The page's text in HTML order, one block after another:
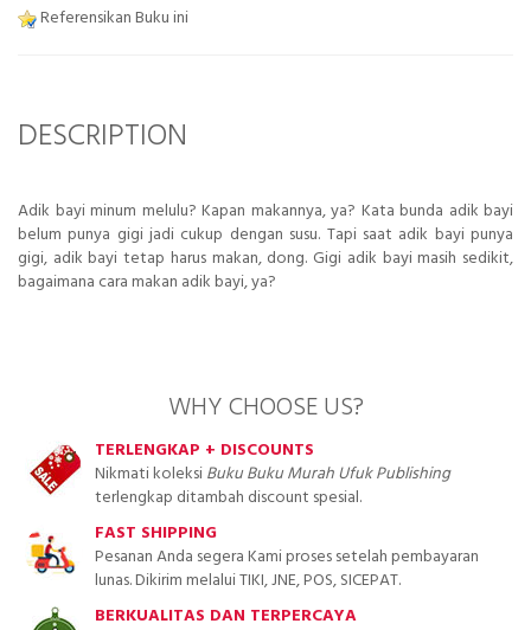
Referensikan Buku ini
DESCRIPTION
Adik bayi minum melulu? Kapan makannya, ya? Kata bunda adik bayi
belum punya gigi jadi cukup dengan susu. Tapi saat adik bayi punya
gigi, adik bayi tetap harus makan, dong. Gigi adik bayi masih sedikit,
bagaimana cara makan adik bayi, ya?
WHY CHOOSE US?
TERLENGKAP + DISCOUNTS
Nikmati koleksiBuku Buku Murah Ufuk Publishing
terlengkap ditambah discount spesial.
FAST SHIPPING
Pesanan Anda segera Kami proses setelah pembayaran
lunas. Dikirim melalui TIKI, JNE, POS, SICEPAT.
BERKUALITAS DAN TERPERCAYA